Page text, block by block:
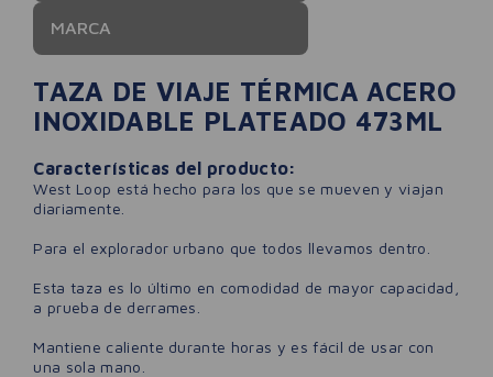
MARCA
TAZA DE VIAJE TÉRMICA ACERO
INOXIDABLE PLATEADO 473ML
Características del producto:
West Loop está hecho para los que se mueven y viajan
diariamente.
Para el explorador urbano que todos llevamos dentro.
Esta taza es lo último en comodidad de mayor capacidad,
a prueba de derrames.
Mantiene caliente durante horas y es fácil de usar con
una sola mano.